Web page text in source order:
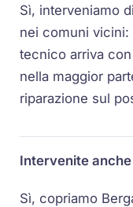
Sì, interveniamo
nei comuni vicini:
tecnico arriva
nella maggior
riparazione sul
Intervenite
Sì, copriamo